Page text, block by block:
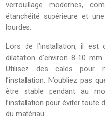
verrouillage modernes,
étanchéité supérieure et
lourdes.
Lors de l’installation, il est
dilatation d’environ 8-10
Utilisez des cales pour
l’installation. N’oubliez pas
être stable pendant au
l’installation pour éviter toute
du matériau.